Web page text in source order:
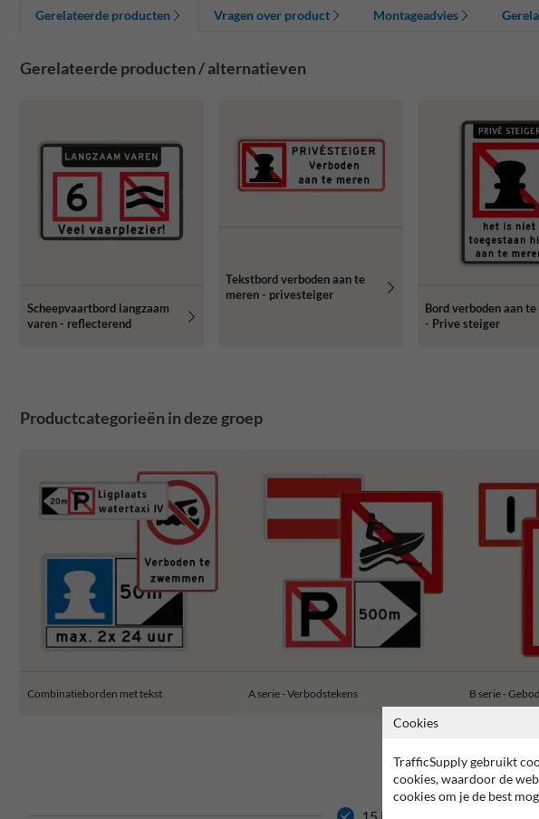
Gerelateerde producten Vragen over product Montageadvies
Gerelateerde producten / alternatieven
Scheepvaartbord langzaam
varen - reflecterend
Tekstbord verboden aan te
meren - privesteiger
Bord verboden aan
- Prive steiger
Productcategorieën in deze groep
Combinatieborden met tekst A serie - Verbodstekens B serie -
15 jaar garantie op
Cookies
TrafficSupply gebruikt
cookies, waardoor de
cookies om je de best